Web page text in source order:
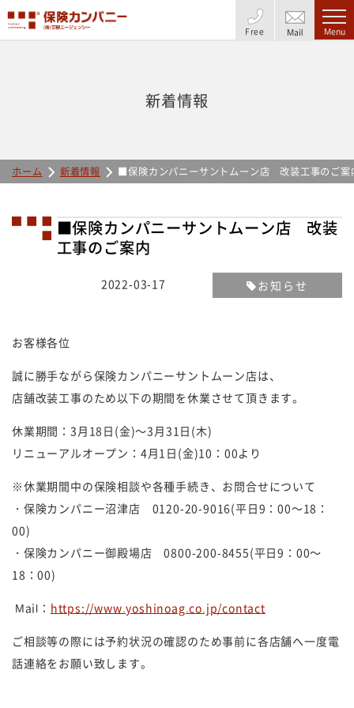
Free Mail Menu
新着情報
ホーム 新着情報 ■保険カンパニーサントムーン店 改装工事のご案
■保険カンパニーサントムーン店 改装
工事のご案内
2022-03-17 お知らせ
お客様各位
誠に勝手ながら保険カンパニーサントムーン店は、
店舗改装工事のため以下の期間を休業させて頂きます。
休業期間：3月18日(金)～3月31日(木)
リニューアルオープン：4月1日(金)10：00より
※休業期間中の保険相談や各種手続き、お問合せについて
・保険カンパニー沼津店 0120-20-9016(平日9：00～18：
00)
・保険カンパニー御殿場店 0800-200-8455(平日9：00～
18：00)
Mail： https://www.yoshinoag.co.jp/contact
ご相談等の際には予約状況の確認のため事前に各店舗へ一度電
話連絡をお願い致します。